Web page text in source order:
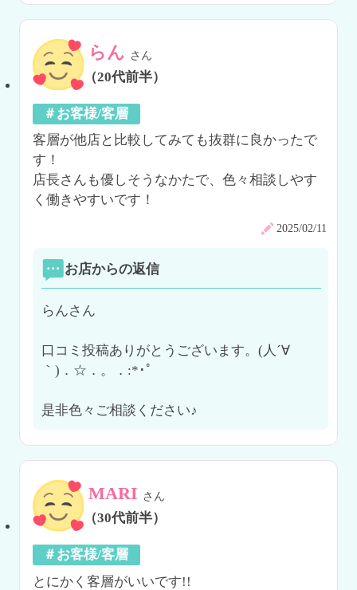
らん さん
（20代前半）
＃お客様/客層
客層が他店と比較してみても抜群に良かったで
す！
店長さんも優しそうなかたで、色々相談しやす
く働きやすいです！
2025/02/11
お店からの返信
らんさん
口コミ投稿ありがとうございます。(人´∀
｀)．☆．。．:*･ﾟ
是非色々ご相談ください♪
MARI さん
（30代前半）
＃お客様/客層
とにかく客層がいいです!!